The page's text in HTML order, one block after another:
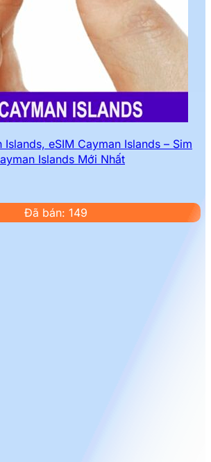
Islands, eSIM Cayman Islands – Sim
Islands Mới Nhất
Đã bán: 149